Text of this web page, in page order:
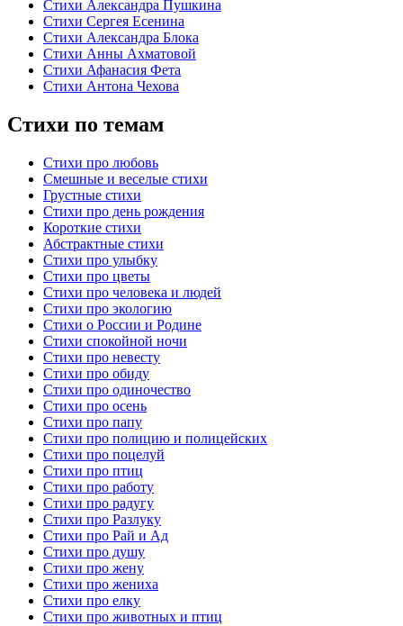
Стихи Александра Пушкина
Стихи Сергея Есенина
Стихи Александра Блока
Стихи Анны Ахматовой
Стихи Афанасия Фета
Стихи Антона Чехова
Стихи по темам
Стихи про любовь
Смешные и веселые стихи
Грустные стихи
Стихи про день рождения
Короткие стихи
Абстрактные стихи
Стихи про улыбку
Стихи про цветы
Стихи про человека и людей
Стихи про экологию
Стихи о России и Родине
Стихи спокойной ночи
Стихи про невесту
Стихи про обиду
Стихи про одиночество
Стихи про осень
Стихи про папу
Стихи про полицию и полицейских
Стихи про поцелуй
Стихи про птиц
Стихи про работу
Стихи про радугу
Стихи про Разлуку
Стихи про Рай и Ад
Стихи про душу
Стихи про жену
Стихи про жениха
Стихи про елку
Стихи про животных и птиц